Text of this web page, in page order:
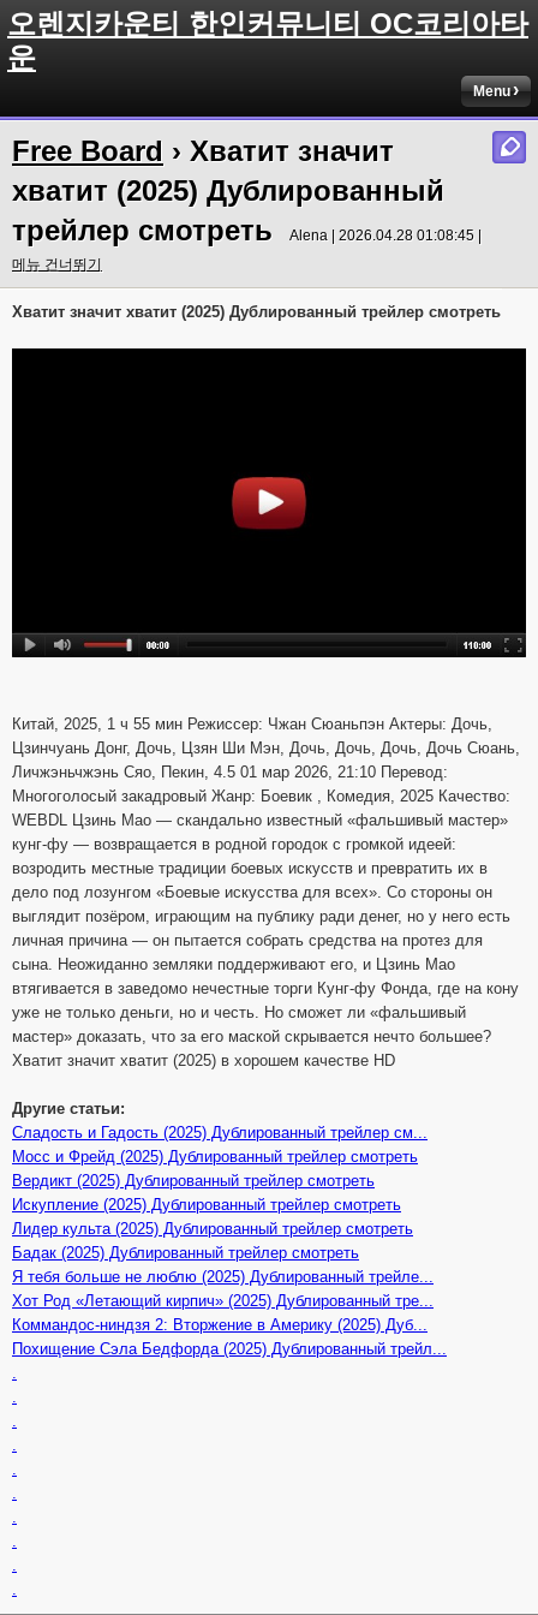
오렌지카운티 한인커뮤니티 OC코리아타
운
Menu
Free Board › Хватит значит
хватит (2025) Дублированный
трейлер смотреть
Alena | 2026.04.28 01:08:45 |
메뉴 건너뛰기
Хватит значит хватит (2025) Дублированный трейлер смотреть
Китай, 2025, 1 ч 55 мин Режиссер: Чжан Сюаньпэн Актеры: Дочь,
Цзинчуань Донг, Дочь, Цзян Ши Мэн, Дочь, Дочь, Дочь, Дочь Сюань,
Личжэньчжэнь Сяо, Пекин, 4.5 01 мар 2026, 21:10 Перевод:
Многоголосый закадровый Жанр: Боевик , Комедия, 2025 Качество:
WEBDL Цзинь Мао — скандально известный «фальшивый мастер»
кунг-фу — возвращается в родной городок с громкой идеей:
возродить местные традиции боевых искусств и превратить их в
дело под лозунгом «Боевые искусства для всех». Со стороны он
выглядит позёром, играющим на публику ради денег, но у него есть
личная причина — он пытается собрать средства на протез для
сына. Неожиданно земляки поддерживают его, и Цзинь Мао
втягивается в заведомо нечестные торги Кунг-фу Фонда, где на кону
уже не только деньги, но и честь. Но сможет ли «фальшивый
мастер» доказать, что за его маской скрывается нечто большее?
Хватит значит хватит (2025) в хорошем качестве HD
Другие статьи:
Сладость и Гадость (2025) Дублированный трейлер см...
Мосс и Фрейд (2025) Дублированный трейлер смотреть
Вердикт (2025) Дублированный трейлер смотреть
Искупление (2025) Дублированный трейлер смотреть
Лидер культа (2025) Дублированный трейлер смотреть
Бадак (2025) Дублированный трейлер смотреть
Я тебя больше не люблю (2025) Дублированный трейле...
Хот Род «Летающий кирпич» (2025) Дублированный тре...
Коммандос-ниндзя 2: Вторжение в Америку (2025) Дуб...
Похищение Сэла Бедфорда (2025) Дублированный трейл...